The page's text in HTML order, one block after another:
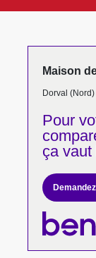
Maison
Dorval (Nord)
Pour
ça vaut